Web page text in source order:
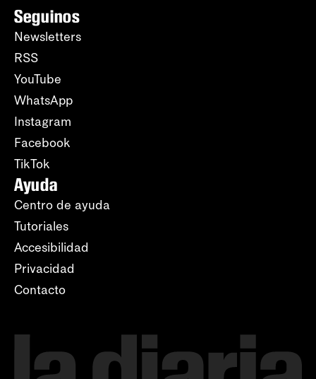
Seguinos
Newsletters
RSS
YouTube
WhatsApp
Instagram
Facebook
TikTok
Ayuda
Centro de ayuda
Tutoriales
Accesibilidad
Privacidad
Contacto